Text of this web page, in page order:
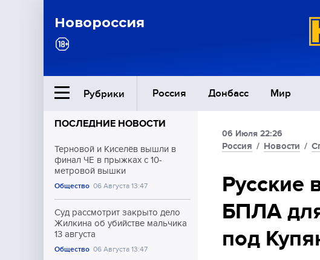
Новороссия
Рубрики Россия Донбасс Мир
Ближний Восток
Общество
Культура
ПОСЛЕДНИЕ НОВОСТИ
Терновой и Киселёв вышли в
финал ЧЕ в прыжках с 10-
метровой вышки
Общество 06 Августа 13:47
Суд рассмотрит закрыто дело
Жилкина об убийстве мальчика
13 августа
Общество 06 Августа 13:47
06 Июля 22:26
Россия / Новости /
Русские
БПЛА
под